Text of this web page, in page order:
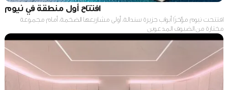
افتتاح أول منطقة في نيوم
افتتحت نيوم مؤخرًا أبواب جزيرة سندالة، أولى مشاريعها الضخمة، أمام مجموعة
مختارة من الضيوف المدعوين